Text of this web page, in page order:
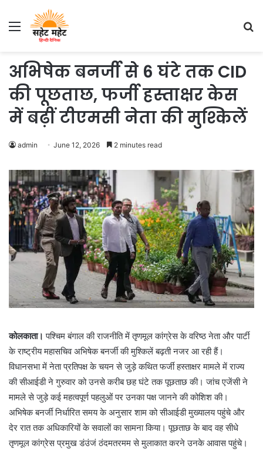
Menu
अभिषेक बनर्जी से 6 घंटे तक CID
की पूछताछ, फर्जी हस्ताक्षर केस
में बढ़ीं टीएमसी नेता की मुश्किलें
admin June 12, 2026 2 minutes read
कोलकाता।पश्चिम बंगाल की राजनीति में तृणमूल कांग्रेस के वरिष्ठ नेता और पार्टी
के राष्ट्रीय महासचिव अभिषेक बनर्जी की मुश्किलें बढ़ती नजर आ रही हैं।
विधानसभा में नेता प्रतिपक्ष के चयन से जुड़े कथित फर्जी हस्ताक्षर मामले में राज्य
की सीआईडी ने गुरुवार को उनसे करीब छह घंटे तक पूछताछ की। जांच एजेंसी ने
मामले से जुड़े कई महत्वपूर्ण पहलुओं पर उनका पक्ष जानने की कोशिश की।
अभिषेक बनर्जी निर्धारित समय के अनुसार शाम को सीआईडी मुख्यालय पहुंचे और
देर रात तक अधिकारियों के सवालों का सामना किया। पूछताछ के बाद वह सीधे
तृणमूल कांग्रेस प्रमुख डंउंजं ठंदमतरमम से मुलाकात करने उनके आवास पहुंचे।